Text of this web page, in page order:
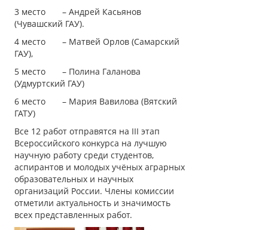
3 место – Андрей Касьянов
(Чувашский ГАУ).
4 место – Матвей Орлов (Самарский
ГАУ),
5 место – Полина Галанова
(Удмуртский ГАУ)
6 место – Мария Вавилова (Вятский
ГАТУ)
Все 12 работ отправятся на III этап
Всероссийского конкурса на лучшую
научную работу среди студентов,
аспирантов и молодых учёных аграрных
образовательных и научных
организаций России. Члены комиссии
отметили актуальность и значимость
всех представленных работ.